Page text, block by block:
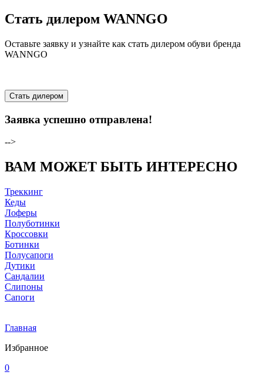
Стать дилером WANNGO
Оставьте заявку и узнайте как стать дилером обуви бренда
WANNGO
Стать дилером
Заявка успешно отправлена!
-->
ВАМ МОЖЕТ БЫТЬ ИНТЕРЕСНО
Треккинг
Кеды
Лоферы
Полуботинки
Кроссовки
Ботинки
Полусапоги
Дутики
Сандалии
Слипоны
Сапоги
Главная
Избранное
0